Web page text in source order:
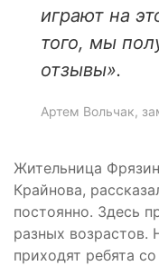
играют на
того, мы
отзывы».
Артем Вольчак,
Жительница
Крайнова,
постоянно. Здесь
разных возрастов.
приходят ребята